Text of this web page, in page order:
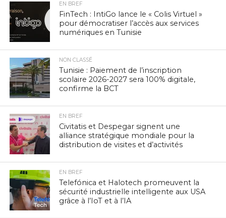
EN BREF
FinTech : IntiGo lance le « Colis Virtuel »
pour démocratiser l’accès aux services
numériques en Tunisie
NON CLASSÉ
Tunisie : Paiement de l’inscription
scolaire 2026-2027 sera 100% digitale,
confirme la BCT
EN BREF
Civitatis et Despegar signent une
alliance stratégique mondiale pour la
distribution de visites et d’activités
EN BREF
Telefónica et Halotech promeuvent la
sécurité industrielle intelligente aux USA
grâce à l’IoT et à l’IA